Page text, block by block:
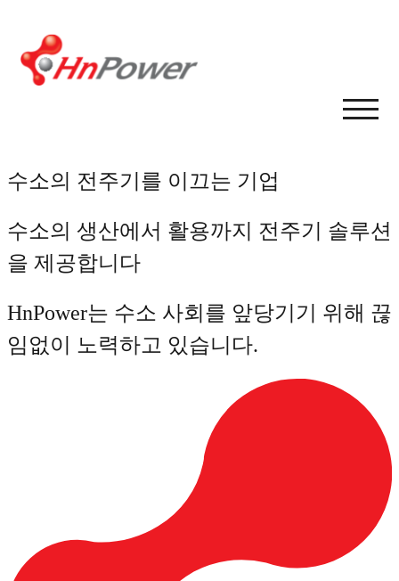
content
수소의 전주기를 이끄는 기업
수소의 생산에서 활용까지 전주기 솔루션
을 제공합니다
HnPower는 수소 사회를 앞당기기 위해 끊
임없이 노력하고 있습니다.